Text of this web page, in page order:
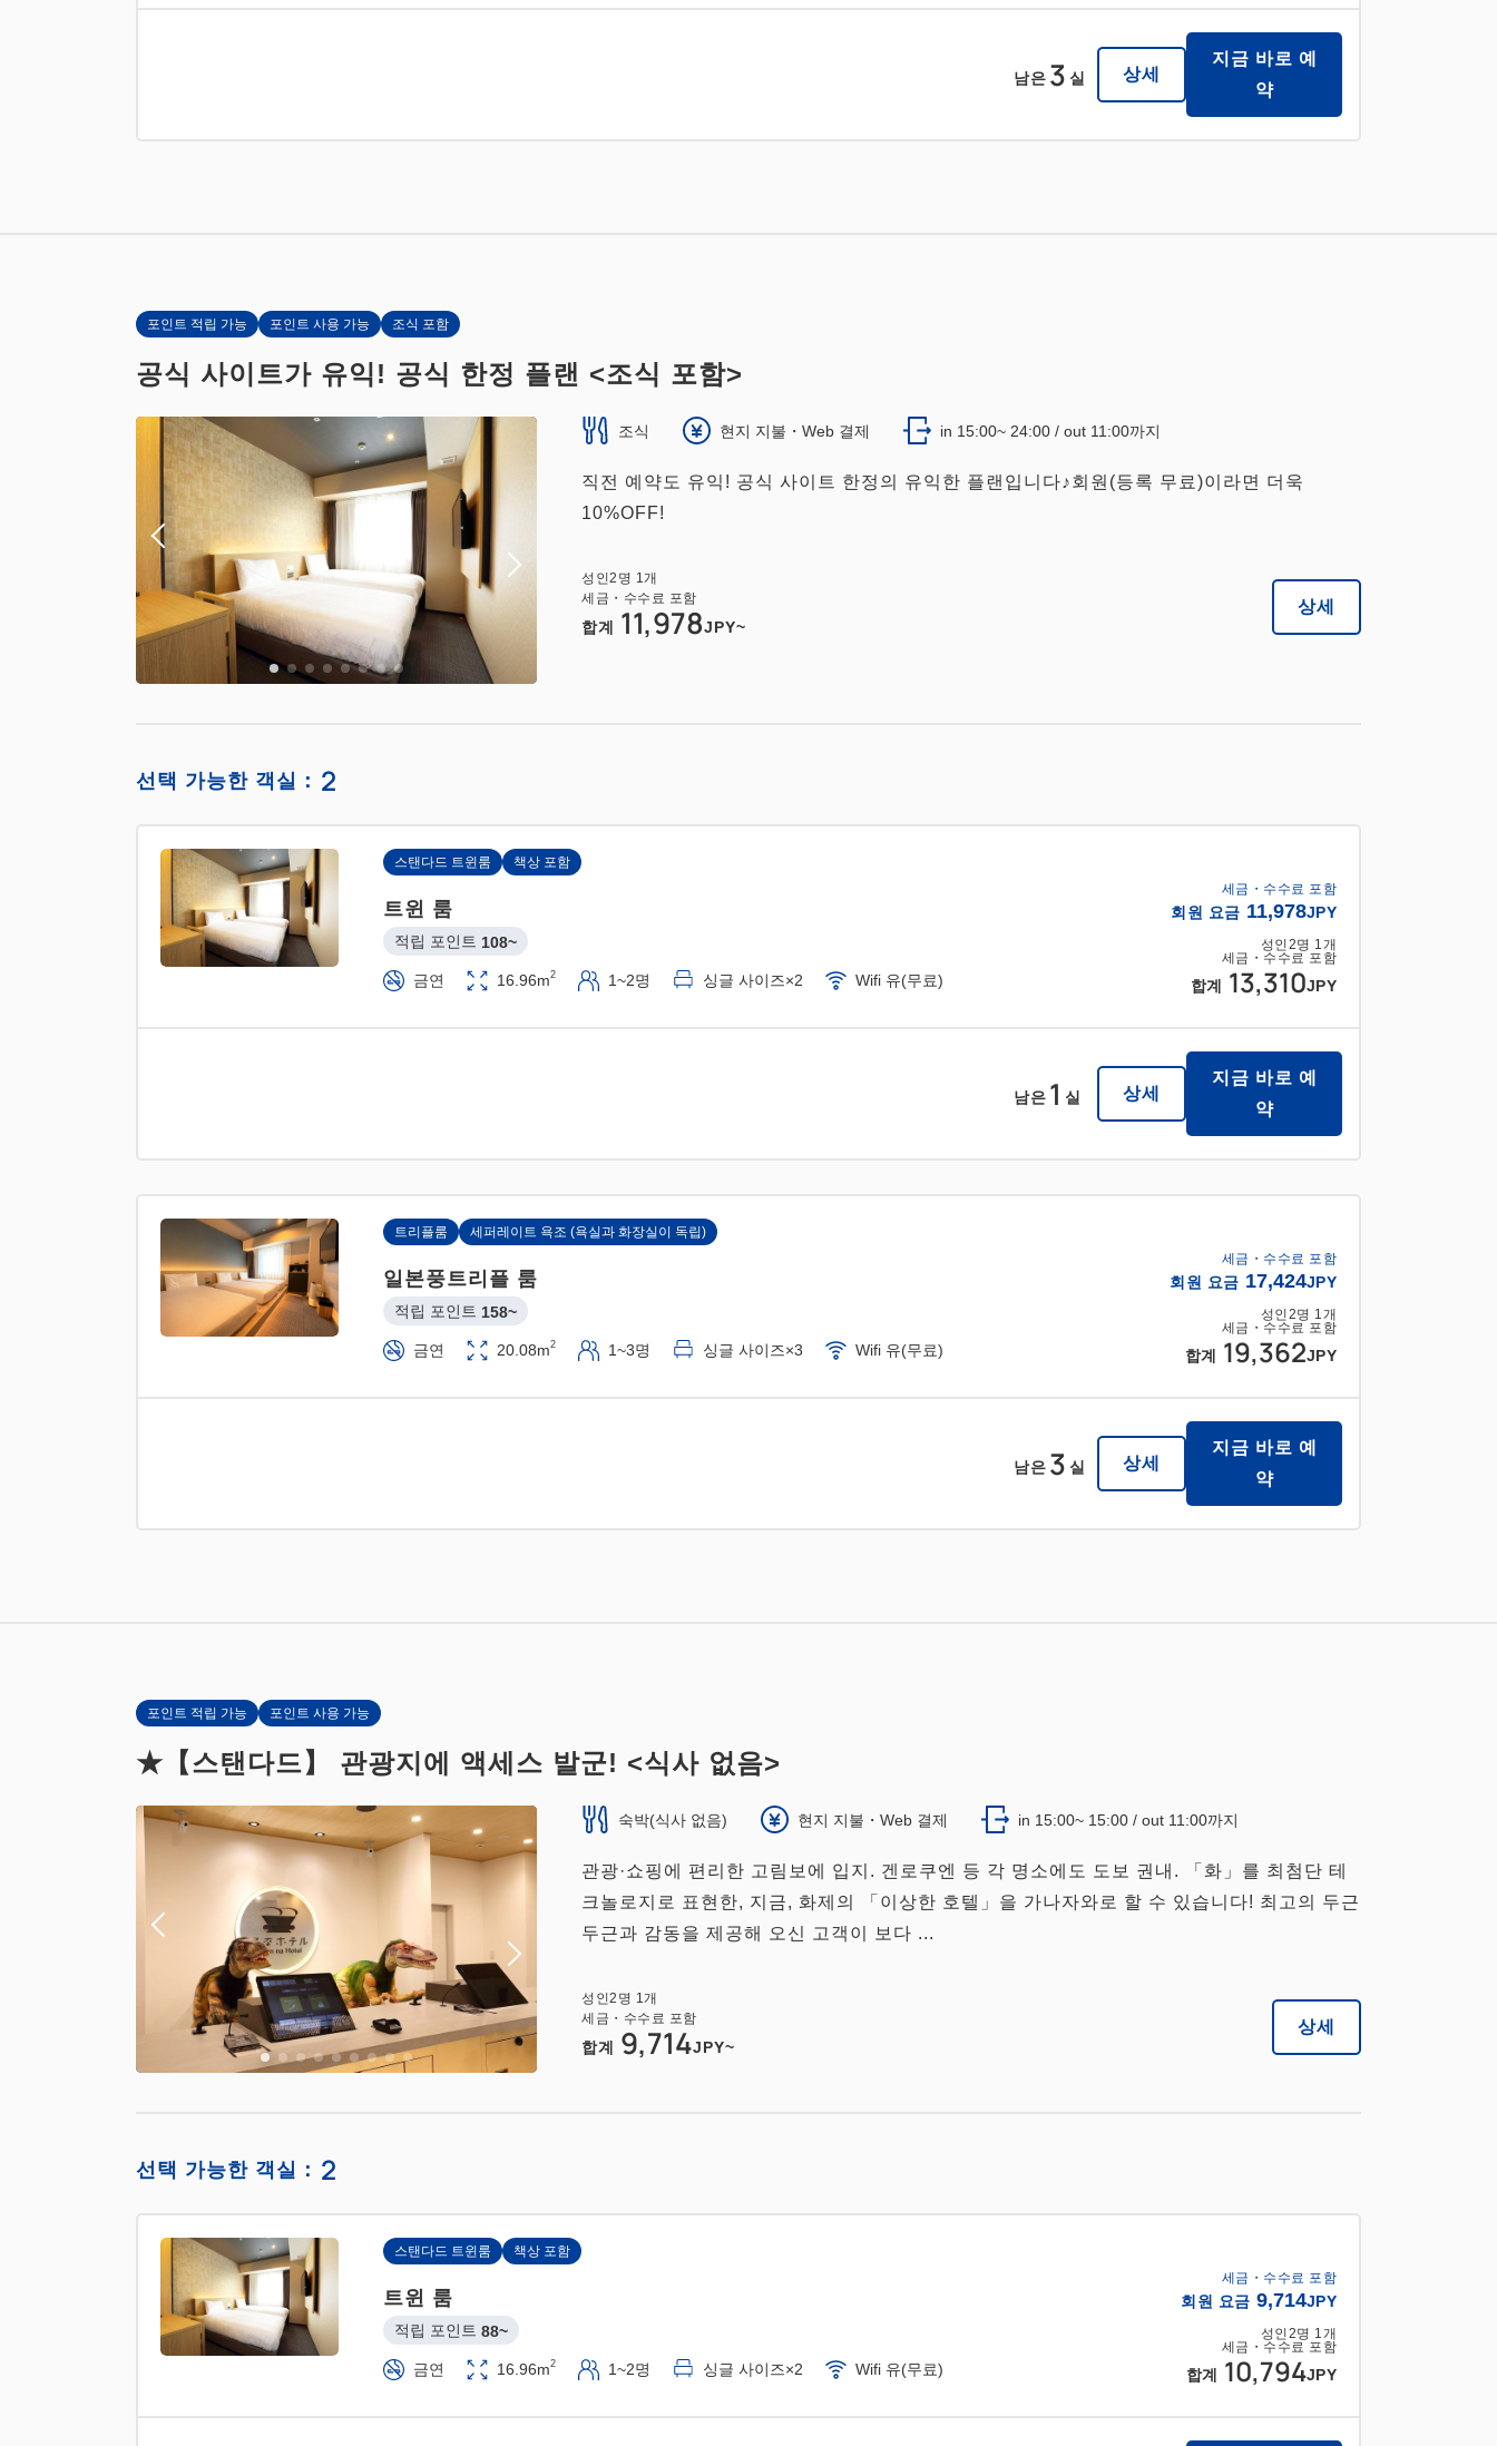
남은 3 실 상세
지금 바로 예
약
포인트 적립 가능 포인트 사용 가능 조식 포함
공식 사이트가 유익! 공식 한정 플랜 <조식 포함>
조식 현지 지불・Web 결제 in 15:00~ 24:00 / out 11:00까지
직전 예약도 유익! 공식 사이트 한정의 유익한 플랜입니다♪회원(등록 무료)이라면 더욱
10%OFF!
성인2 명 1개
세금・수수료 포함
합계 11,978JPY~
상세
선택 가능한 객실： 2
세금・수수료 포함
회원 요금 11,978JPY
성인 2명 1개
세금・수수료 포함
합계 13,310JPY
스탠다드 트윈룸 책상 포함
트윈 룸
적립 포인트 108~
금연 16.96m2 1~2명 싱글 사이즈×2 Wifi 유(무료)
남은 1 실 상세
지금 바로 예
약
세금・수수료 포함
회원 요금 17,424JPY
성인 2명 1개
세금・수수료 포함
합계 19,362JPY
트리플룸 세퍼레이트 욕조 (욕실과 화장실이 독립)
일본풍트리플 룸
적립 포인트 158~
금연 20.08m2 1~3명 싱글 사이즈×3 Wifi 유(무료)
남은 3 실 상세
지금 바로 예
약
포인트 적립 가능 포인트 사용 가능
★【스탠다드】 관광지에 액세스 발군! <식사 없음>
숙박(식사 없음) 현지 지불・Web 결제 in 15:00~ 15:00 / out 11:00까지
관광·쇼핑에 편리한 고림보에 입지. 겐로쿠엔 등 각 명소에도 도보 권내. 「화」를 최첨단 테
크놀로지로 표현한, 지금, 화제의 「이상한 호텔」을 가나자와로 할 수 있습니다! 최고의 두근
두근과 감동을 제공해 오신 고객이 보다 ...
성인2 명 1개
세금・수수료 포함
합계 9,714JPY~
상세
선택 가능한 객실： 2
세금・수수료 포함
회원 요금 9,714JPY
성인 2명 1개
세금・수수료 포함
합계 10,794JPY
스탠다드 트윈룸 책상 포함
트윈 룸
적립 포인트 88~
금연 16.96m2 1~2명 싱글 사이즈×2 Wifi 유(무료)